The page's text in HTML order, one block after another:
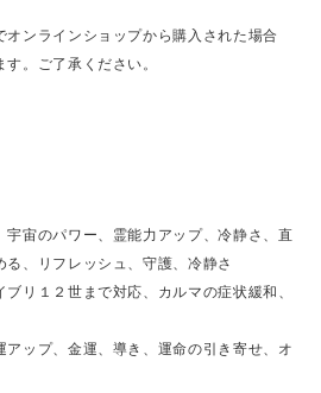
オンラインショップから購入された場合
。ご了承ください。
宇宙のパワー、霊能力アップ、冷静さ、直
、リフレッシュ、守護、冷静さ
１２世まで対応、カルマの症状緩和、
プ、金運、導き、運命の引き寄せ、オ